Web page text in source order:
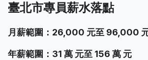
臺北市專員薪水落點
月薪範圍：26,000 元至 96,000
年薪範圍：31 萬 元至 156 萬 元